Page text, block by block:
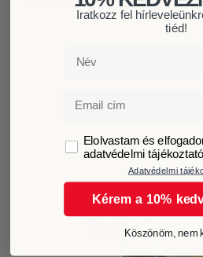
Iratkozz fel
tiéd!
Név
Email
GDPRElolvastam és
adatvédelmi
Adatvédelmi
Kérem a 10%
Köszönöm, nem